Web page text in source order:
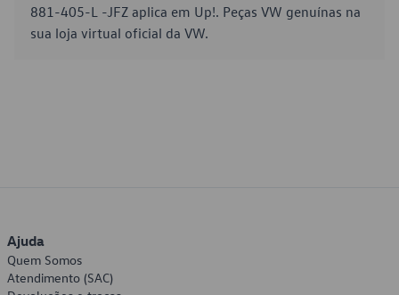
881-405-L -JFZ aplica em Up!. Peças VW genuínas na
sua loja virtual oficial da VW.
Ajuda
Quem Somos
Atendimento (SAC)